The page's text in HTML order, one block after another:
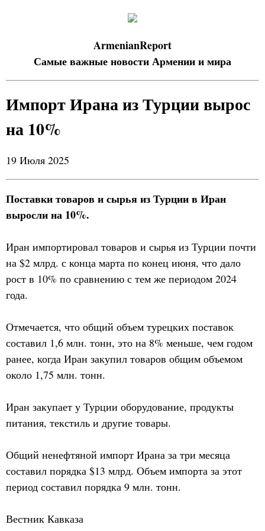
ArmenianReport
Самые важные новости Армении и мира
Импорт Ирана из Турции вырос
на 10%
19 Июля 2025
Поставки товаров и сырья из Турции в Иран
выросли на 10%.
Иран импортировал товаров и сырья из Турции почти
на $2 млрд. с конца марта по конец июня, что дало
рост в 10% по сравнению с тем же периодом 2024
года.
Отмечается, что общий объем турецких поставок
составил 1,6 млн. тонн, это на 8% меньше, чем годом
ранее, когда Иран закупил товаров общим объемом
около 1,75 млн. тонн.
Иран закупает у Турции оборудование, продукты
питания, текстиль и другие товары.
Общий ненефтяной импорт Ирана за три месяца
составил порядка $13 млрд. Объем импорта за этот
период составил порядка 9 млн. тонн.
Вестник Кавказа